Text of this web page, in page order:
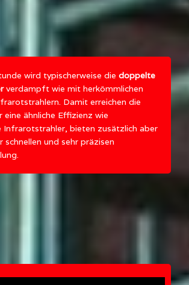
wird typischerweise die doppelte
verdampft wie mit herkömmlichen
Damit erreichen die
eine ähnliche Effizienz wie
Infrarotstrahler, bieten zusätzlich aber
schnellen und sehr präzisen